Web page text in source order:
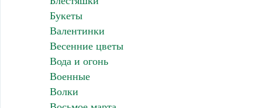
Букеты
Валентинки
Весенние цветы
Вода и огонь
Военные
Волки